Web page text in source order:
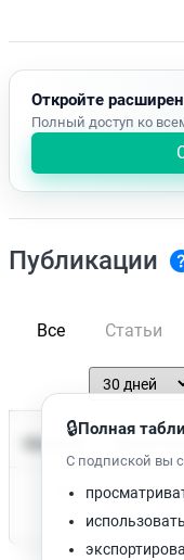
Откройте
Полный доступ ко
Публикации
Все Статьи
Нет доступных
🔒Полная
С подпиской вы